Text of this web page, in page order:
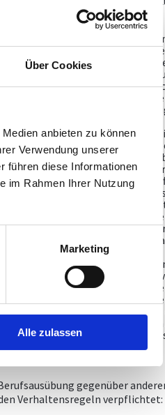
Über Cookies
anbieten zu können
Verwendung unserer
führen diese Informationen
im Rahmen Ihrer Nutzung
Marketing
Alle zulassen
Verhaltensregeln verpflichtet:
ihrer Auftraggeber tätig und
den eigenen und den
Auftraggebern bevollmächtigt,
der sie nach den
Verpflichtungen
zum Wohle des
unter Beachtung der
ein Beratender Ingenieur
Unternehmen oder
des ihm erteilten Auftrages
darüber umgehend zu
ausschließlich die von den
werden. Beratende Ingenieure
werden und die ihre
abzulehnen; weiters
von Dritten auch nicht von
die Objektivität,
könnten.
über die ihnen im
anvertrauten Angelegenheiten
und insoweit der Auftraggeber
Pflicht entbunden hat.
verpflichtet, als die Wahrung
eigener Ansprüche gegen
usw., oder der
würde.
gegenüber
Verhaltensregeln verpflichtet: